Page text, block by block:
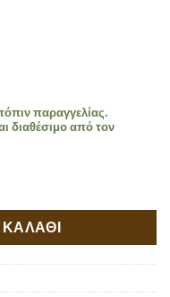
παραγγελίας.
διαθέσιμο από τον